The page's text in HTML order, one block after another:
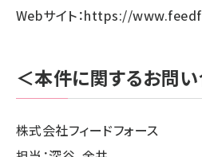
Webサイト：https://
＜本件に関するお問
株式会社フィードフォース